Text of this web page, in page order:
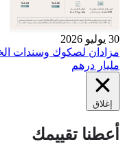
30 يوليو 2026
مليار درهم
إغلاق
أعطنا تقييمك